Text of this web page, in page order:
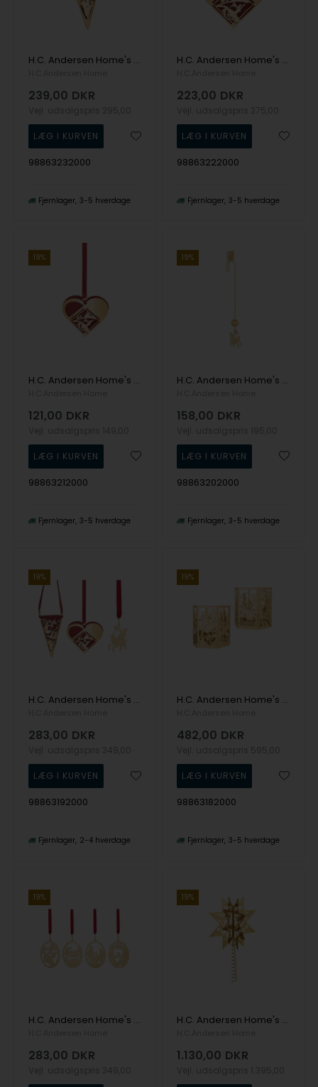
H.C. Andersen Home's Kræmmerhus - Klods Hans - 18k fg
239,00 DKR
98863232000
Fjernlager 3-5 hverdage
H.C. Andersen Home's Julehjerte - Klods Hans - 18k fg
223,00 DKR
98863222000
Fjernlager 3-5 hverdage
19%
H.C. Andersen Home's Mini julehjerte - Klods Hans- 18k fg
121,00 DKR
98863212000
Fjernlager 3-5 hverdage
19%
H.C. Andersen Home's Lysholder - Klods Hans - 18k fg
158,00 DKR
98863202000
Fjernlager 3-5 hverdage
19%
H.C. Andersen Home's 3-stk. mini - Klods Hans - 18k fg
283,00 DKR
98863192000
Fjernlager 2-4 hverdage
19%
H.C. Andersen Home's 2-pk lysestage - Klods Hans- 18k fg
482,00 DKR
98863182000
Fjernlager 3-5 hverdage
19%
H.C. Andersen Home's 4 stk. ophæng - Klods Hans - 18k fg
283,00 DKR
19%
H.C. Andersen Home's Topstjerne - forgyldt 16,5cm
1.130,00 DKR